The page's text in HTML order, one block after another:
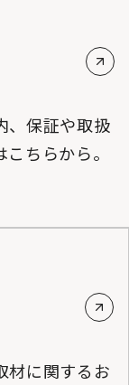
、保証や取扱
ちらから。
材に関するお